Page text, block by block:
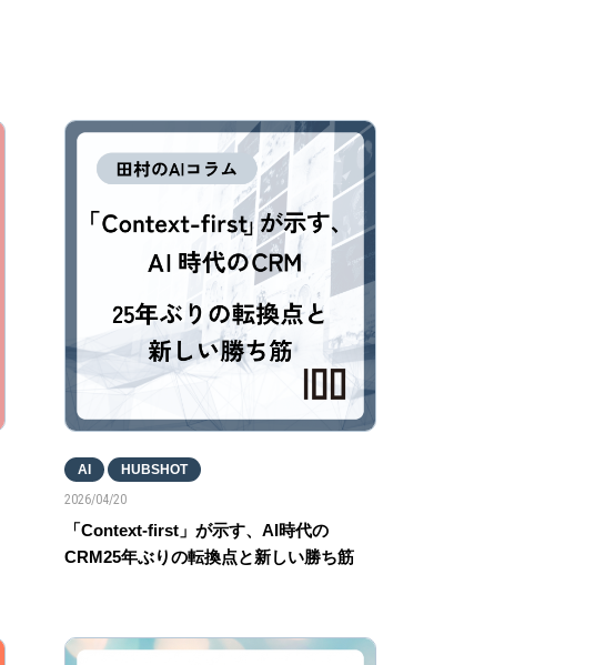
AI
HUBSHOT
2026/04/20
「Context-first」が示す、AI時代の
CRM25年ぶりの転換点と新しい勝ち筋